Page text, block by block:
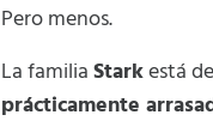
Pero menos.
La familiaStarkestá
prácticamente